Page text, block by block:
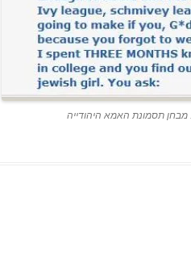
תסמונת האמא היהודייה